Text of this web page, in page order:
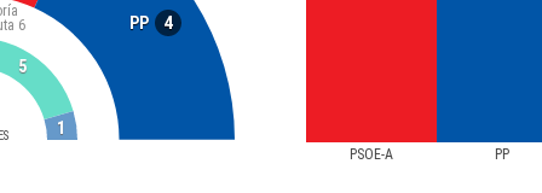
PP 4
6
5
1
PSOE-A PP